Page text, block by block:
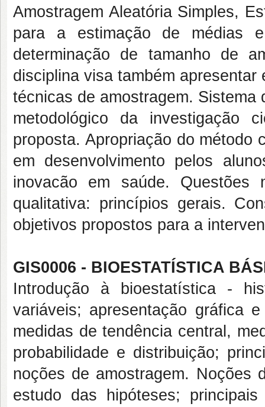
Amostragem Aleatória Simples,
para a estimação de médias
determinação de tamanho de
disciplina visa também
técnicas de amostragem.
metodológico da
proposta. Apropriação do método
em desenvolvimento pelos
inovacão em saúde. Questões
qualitativa: princípios gerais.
objetivos propostos para a
GIS0006 - BIOESTATÍSTICA
Introdução à bioestatística -
variáveis; apresentação gráfica
medidas de tendência central,
probabilidade e distribuição;
noções de amostragem. Noções
estudo das hipóteses;